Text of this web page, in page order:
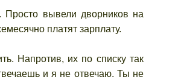
Просто вывели дворников на
платят зарплату.
Напротив, их по списку так
и я не отвечаю. Ты не